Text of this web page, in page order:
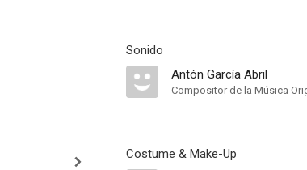
Sonido
Antón García Abril
Compositor de la Música
Costume & Make-Up